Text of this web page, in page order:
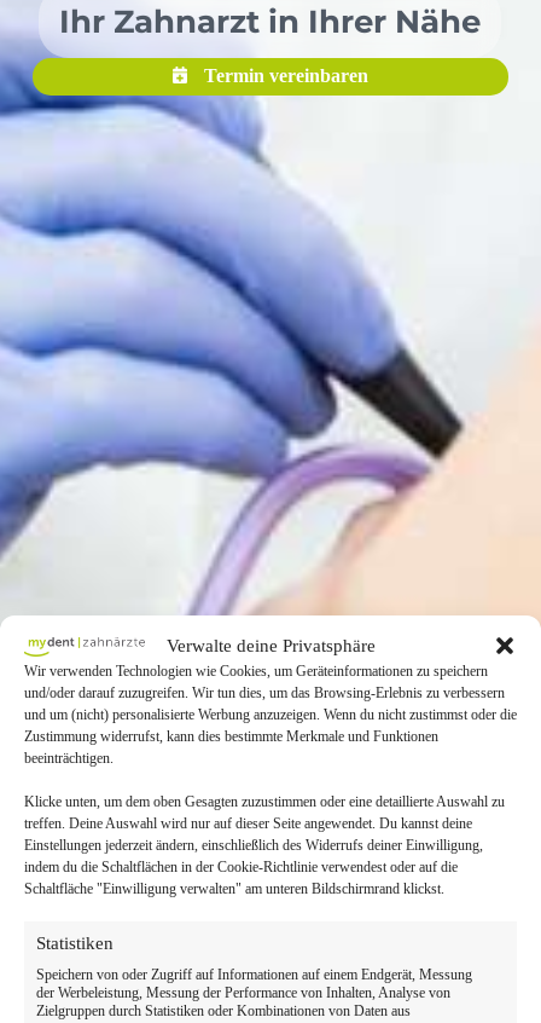
Verwalte deine Privatsphäre
Wir verwenden Technologien wie Cookies, um Geräteinformationen zu speichern
und/oder darauf zuzugreifen. Wir tun dies, um das Browsing-Erlebnis zu verbessern
und um (nicht) personalisierte Werbung anzuzeigen. Wenn du nicht zustimmst oder die
Zustimmung widerrufst, kann dies bestimmte Merkmale und Funktionen
beeinträchtigen.
Klicke unten, um dem oben Gesagten zuzustimmen oder eine detaillierte Auswahl zu
treffen. Deine Auswahl wird nur auf dieser Seite angewendet. Du kannst deine
Einstellungen jederzeit ändern, einschließlich des Widerrufs deiner Einwilligung,
indem du die Schaltflächen in der Cookie-Richtlinie verwendest oder auf die
Schaltfläche "Einwilligung verwalten" am unteren Bildschirmrand klickst.
Statistiken
Speichern von oder Zugriff auf Informationen auf einem Endgerät, Messung
der Werbeleistung, Messung der Performance von Inhalten, Analyse von
Zielgruppen durch Statistiken oder Kombinationen von Daten aus
Ihr Zahnarzt in Ihrer Nähe
Termin vereinbaren